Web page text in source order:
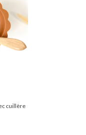
cuillère